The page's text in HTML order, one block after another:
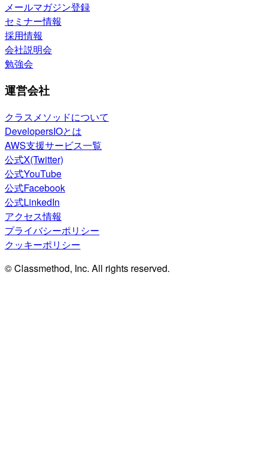
メールマガジン登録
セミナー情報
採用情報
会社説明会
勉強会
運営会社
クラスメソッドについて
DevelopersIOとは
AWS支援サービス一覧
公式X(Twitter)
公式YouTube
公式Facebook
公式LinkedIn
アクセス情報
プライバシーポリシー
クッキーポリシー
© Classmethod, Inc. All rights reserved.